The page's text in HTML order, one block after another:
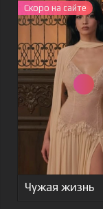
Скоро на сайте
Чужая жизнь